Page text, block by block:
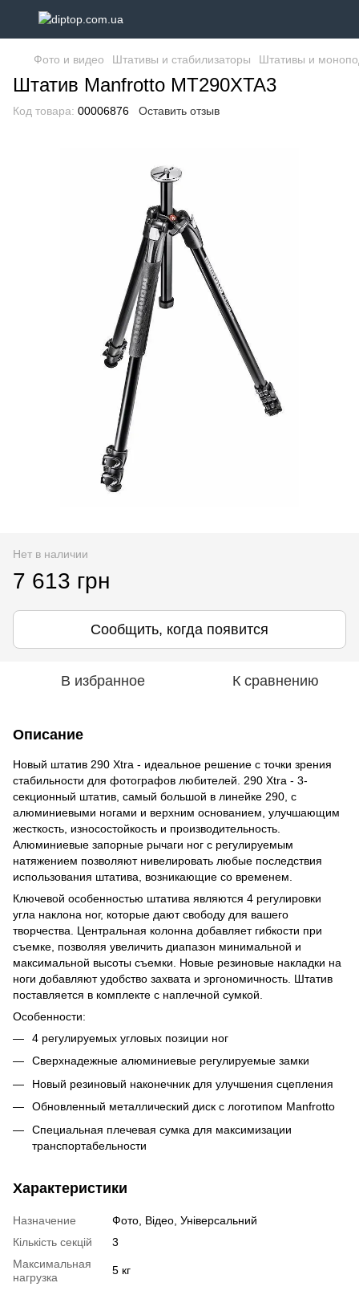
Фото и видео Штативы и стабилизаторы Штативы и
Штатив Manfrotto MT290XTA3
Код товара: 00006876 Оставить отзыв
Нет в наличии
7 613 грн
Сообщить, когда появится
В избранное К сравнению
Описание
Новый штатив 290 Xtra - идеальное решение с точки зрения
стабильности для фотографов любителей. 290 Xtra - 3-
секционный штатив, самый большой в линейке 290, с
алюминиевыми ногами и верхним основанием, улучшающим
жесткость, износостойкость и производительность.
Алюминиевые запорные рычаги ног с регулируемым
натяжением позволяют нивелировать любые последствия
использования штатива, возникающие со временем.
Ключевой особенностью штатива являются 4 регулировки
угла наклона ног, которые дают свободу для вашего
творчества. Центральная колонна добавляет гибкости при
съемке, позволяя увеличить диапазон минимальной и
максимальной высоты съемки. Новые резиновые накладки на
ноги добавляют удобство захвата и эргономичность. Штатив
поставляется в комплекте с наплечной сумкой.
Особенности:
4 регулируемых угловых позиции ног
Сверхнадежные алюминиевые регулируемые замки
Новый резиновый наконечник для улучшения сцепления
Обновленный металлический диск с логотипом Manfrotto
Специальная плечевая сумка для максимизации
транспортабельности
Характеристики
Назначение
Фото, Відео, Універсальний
Кількість секцій
3
Максимальная
нагрузка
5 кг